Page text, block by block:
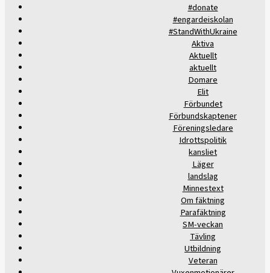
#donate
#engardeiskolan
#StandWithUkraine
Aktiva
Aktuellt
aktuellt
Domare
Elit
Förbundet
Förbundskaptener
Föreningsledare
Idrottspolitik
kansliet
Läger
landslag
Minnestext
Om fäktning
Parafäktning
SM-veckan
Tävling
Utbildning
Veteran